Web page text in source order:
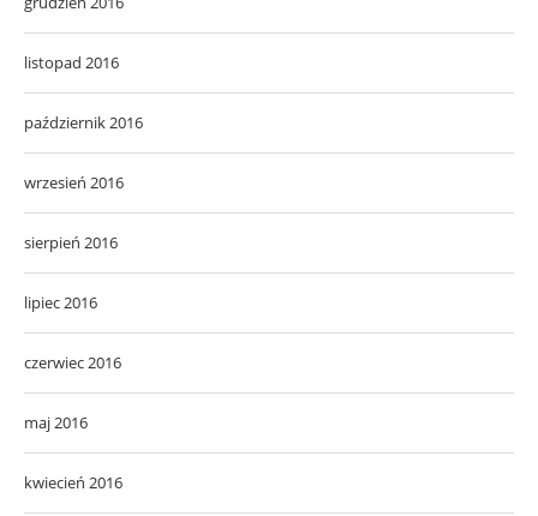
listopad 2016
październik 2016
wrzesień 2016
sierpień 2016
lipiec 2016
czerwiec 2016
maj 2016
kwiecień 2016